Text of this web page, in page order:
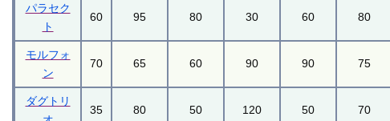
パラセク
ト
60 95 80 30 60 80
モルフォ
ン
70 65 60 90 90 75
ダグトリ
35 80 50 120 50 70